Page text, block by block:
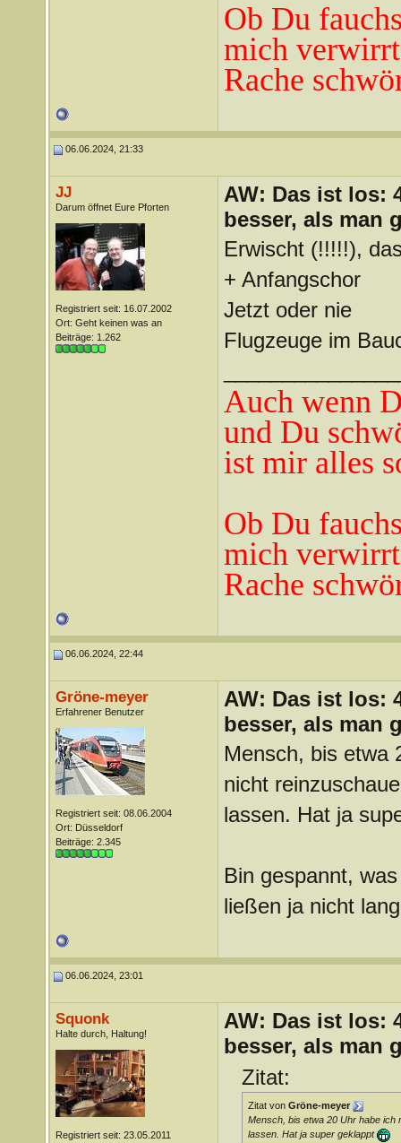
Ob Du
mich
Rache
06.06.2024, 21:33
JJ
Darum öffnet Eure Pforten
Registriert seit: 16.07.2002
Ort: Geht keinen was an
Beiträge: 1.262
AW: Das ist los:
besser, als man
Erwischt (!!!!!),
+ Anfangschor
Jetzt oder nie
Flugzeuge im
Auch wenn
und Du
ist mir alles
Ob Du
mich
Rache
06.06.2024, 22:44
Gröne-meyer
Erfahrener Benutzer
Registriert seit: 08.06.2004
Ort: Düsseldorf
Beiträge: 2.345
AW: Das ist los:
besser, als man
Mensch, bis etwa
nicht
lassen. Hat ja
Bin gespannt,
ließen ja nicht
06.06.2024, 23:01
Squonk
Halte durch, Haltung!
Registriert seit: 23.05.2011
AW: Das ist los:
besser, als man
Zitat:
Zitat von Gröne-meyer
Mensch, bis etwa 20 Uhr habe ich
lassen. Hat ja super geklappt